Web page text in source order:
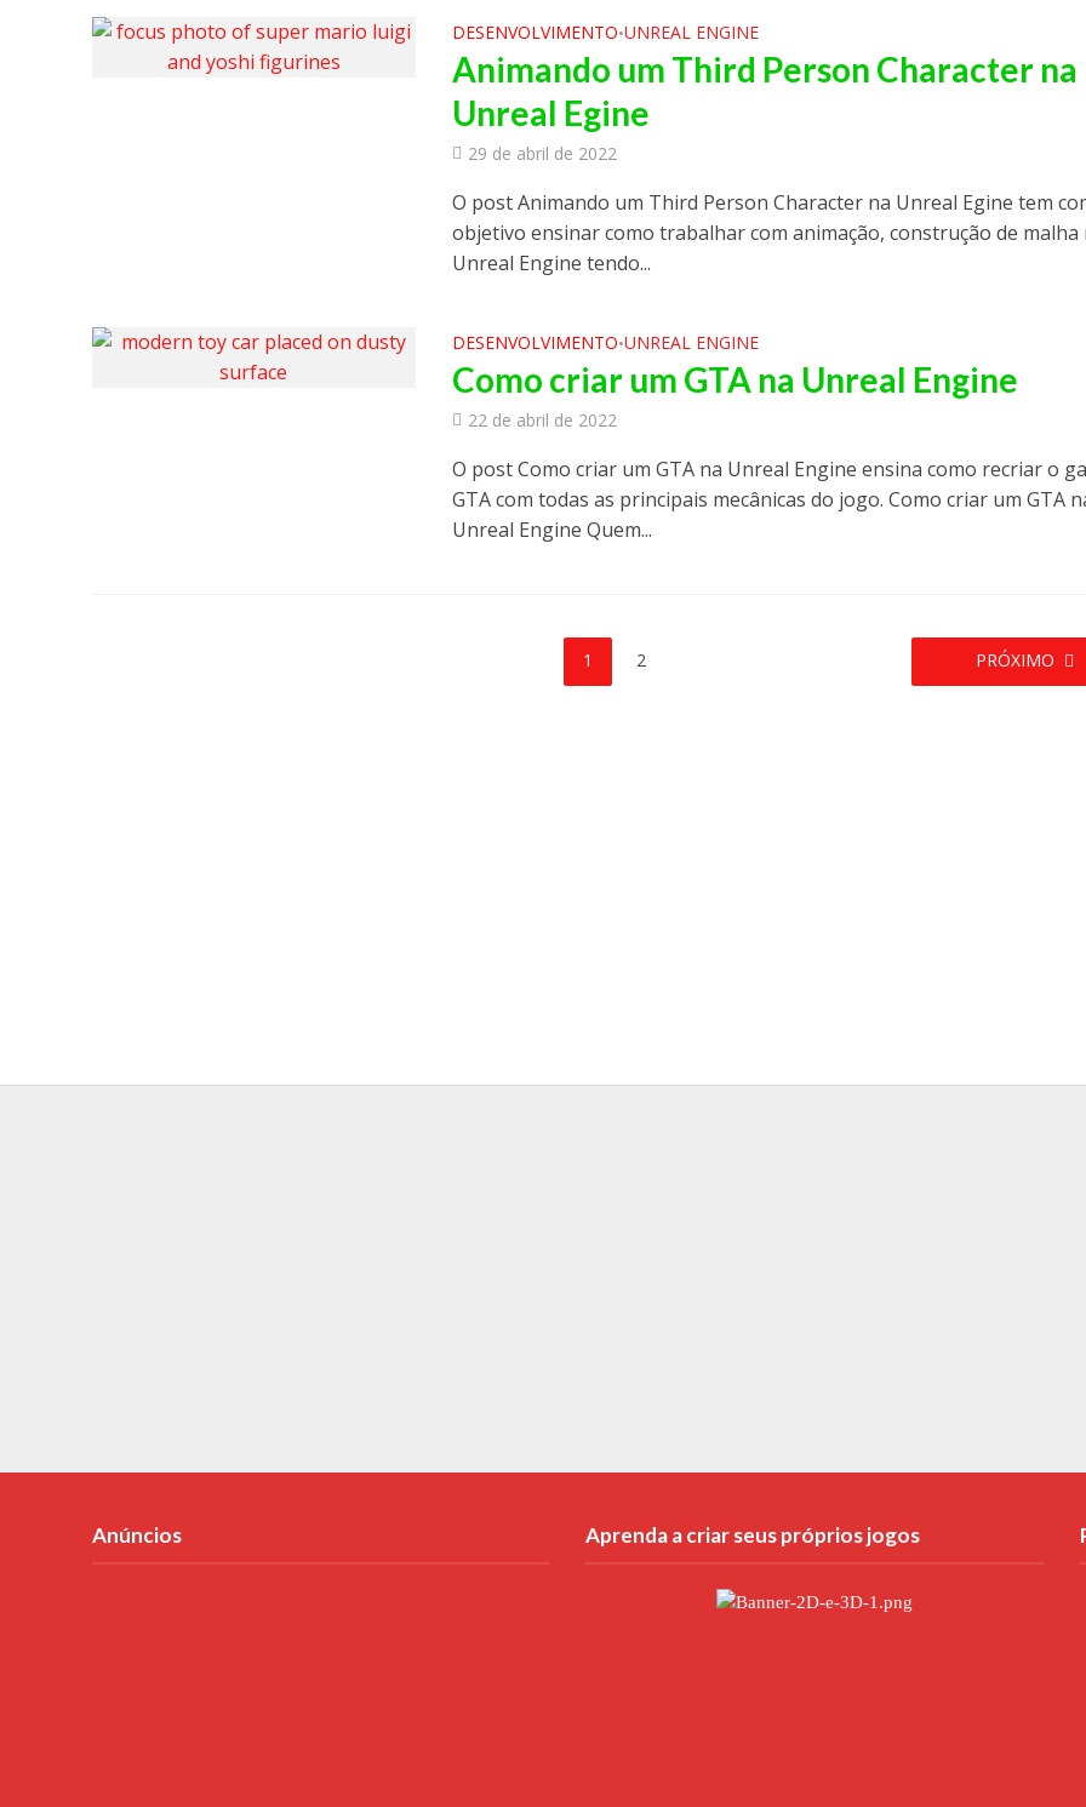
DESENVOLVIMENTO•UNREAL ENGINE
Animando um Third Person Character na
Unreal Egine
29 de abril de 2022
O post Animando um Third Person Character na Unreal Egine tem
objetivo ensinar como trabalhar com animação, construção de malha
Unreal Engine tendo...
DESENVOLVIMENTO•UNREAL ENGINE
Como criar um GTA na Unreal Engine
22 de abril de 2022
O post Como criar um GTA na Unreal Engine ensina como recriar o
GTA com todas as principais mecânicas do jogo. Como criar um GTA
Unreal Engine Quem...
1 2 PRÓXIMO
Anúncios Aprenda a criar seus próprios jogos